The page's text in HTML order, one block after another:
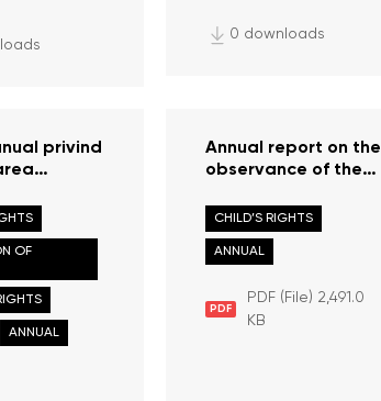
0 downloads
privind
omului în
Moldova
OF
ANNUAL
Annual report on the
observance of the
the Republic of
Moldova in 2021
PDF
PDF (File) 2,491.0
KB
CHILD’S RIGHTS
ANNUAL